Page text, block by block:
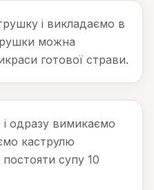
і викладаємо в
можна
готової страви.
одразу вимикаємо
каструлю
супу 10